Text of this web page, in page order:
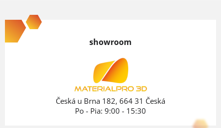
á
p
showroom
Česká u Brna 182, 664 31 Česká
Po - Pia: 9:00 - 15:30